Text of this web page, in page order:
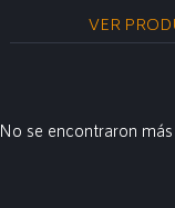
VER
No se encontraron